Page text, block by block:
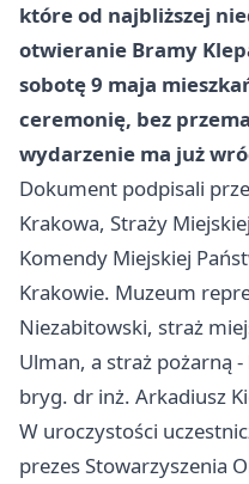
które od najbliższej
otwieranie Bramy
sobotę 9 maja
ceremonię, bez
wydarzenie ma już
Dokument podpisali
Krakowa, Straży
Komendy Miejskiej
Krakowie. Muzeum
Niezabitowski, straż
Ulman, a straż pożarną
bryg. dr inż. Arkadiusz
W uroczystości
prezes Stowarzyszenia